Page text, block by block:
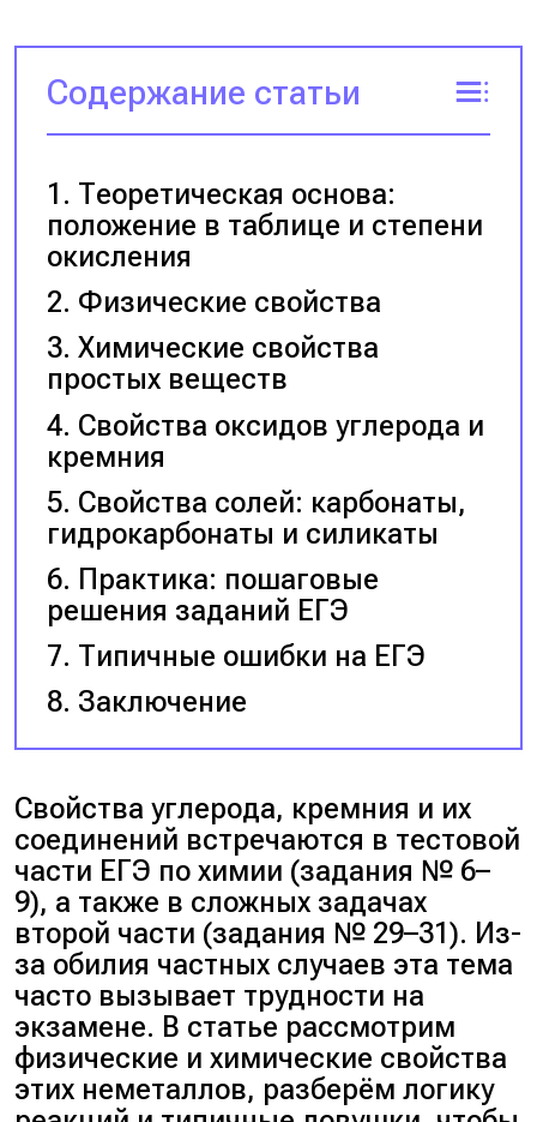
Содержание статьи
Теоретическая основа:
положение в таблице и степени
окисления
Физические свойства
Химические свойства
простых веществ
Свойства оксидов углерода и
кремния
Свойства солей: карбонаты,
гидрокарбонаты и силикаты
Практика: пошаговые
решения заданий ЕГЭ
Типичные ошибки на ЕГЭ
Заключение
Свойства углерода, кремния и их
соединений встречаются в тестовой
части ЕГЭ по химии (задания № 6–
9), а также в сложных задачах
второй части (задания № 29–31). Из-
за обилия частных случаев эта тема
часто вызывает трудности на
экзамене. В статье рассмотрим
физические и химические свойства
этих неметаллов, разберём логику